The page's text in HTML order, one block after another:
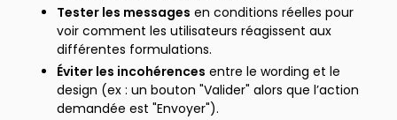
Tester les messages en conditions réelles pour
voir comment les utilisateurs réagissent aux
différentes formulations.
Éviter les incohérences entre le wording et le
design (ex : un bouton "Valider" alors que l’action
demandée est "Envoyer").